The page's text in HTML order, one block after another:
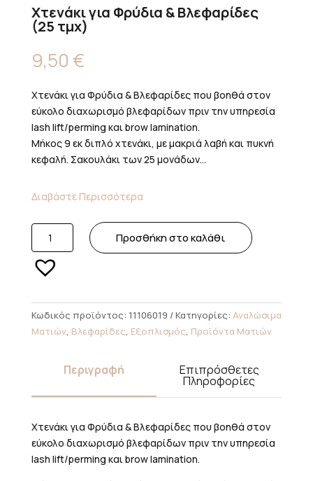
Χτενάκι για Φρύδια & Βλεφαρίδες
(25 τμχ)
9,50 €
Χτενάκι για Φρύδια & Βλεφαρίδες που βοηθά στον
εύκολο διαχωρισμό βλεφαρίδων πριν την υπηρεσία
lash lift/perming και brow lamination.
Μήκος 9 εκ διπλό χτενάκι, με μακριά λαβή και πυκνή
κεφαλή. Σακουλάκι των 25 μονάδων...
Διαβάστε Περισσότερα
για
Φρύδια
(25
τμχ)
Προσθήκη στο καλάθι
Κωδικός προϊόντος: 11106019 Κατηγορίες: Αναλώσιμα
Ματιών, Βλεφαρίδες, Εξοπλισμός, Προϊόντα Ματιών
Περιγραφή Επιπρόσθετες
Πληροφορίες
Χτενάκι για Φρύδια & Βλεφαρίδες που βοηθά στον
εύκολο διαχωρισμό βλεφαρίδων πριν την υπηρεσία
lash lift/perming και brow lamination.